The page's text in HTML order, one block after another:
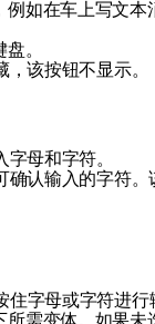
例如在车上写文本
。
该按钮不显示。
母和字符。
确认输入的字符
住字母或字符进